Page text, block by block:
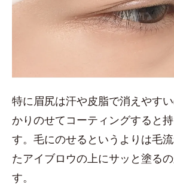
特に眉尻は汗や皮脂で消えやす
かりのせてコーティングすると
す。毛にのせるというよりは毛
たアイブロウの上にサッと塗る
す。